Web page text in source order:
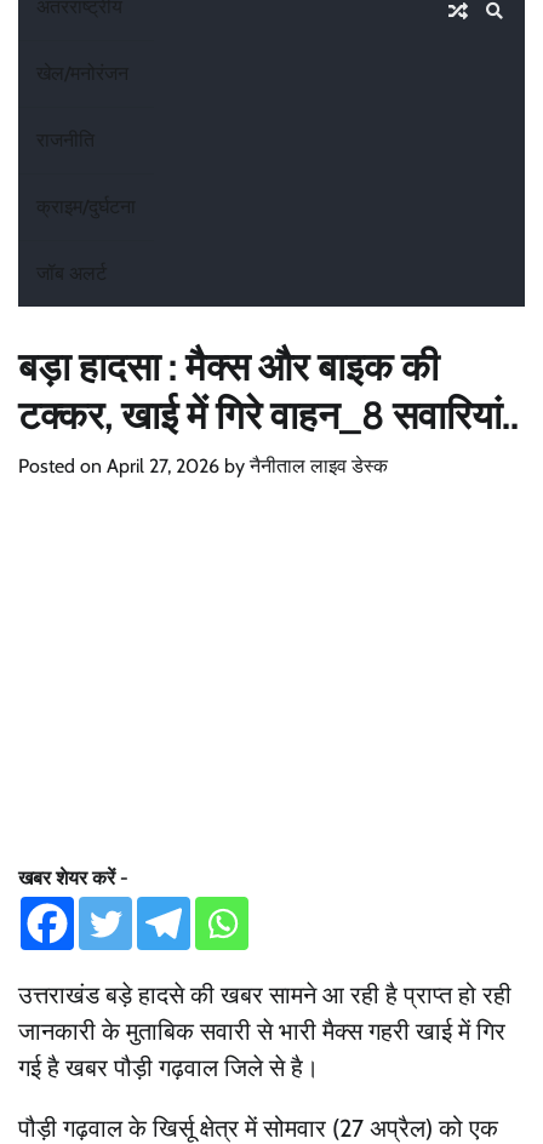
अंतरराष्ट्रीय
खेल/मनोरंजन
राजनीति
क्राइम/दुर्घटना
जॉब अलर्ट
बड़ा हादसा : मैक्स और बाइक की
टक्कर, खाई में गिरे वाहन_8 सवारियां..
Posted on April 27, 2026 byनैनीताल लाइव डेस्क
खबर शेयर करें -
उत्तराखंड बड़े हादसे की खबर सामने आ रही है प्राप्त हो रही
जानकारी के मुताबिक सवारी से भारी मैक्स गहरी खाई में गिर
गई है खबर पौड़ी गढ़वाल जिले से है।
पौड़ी गढ़वाल के खिर्सू क्षेत्र में सोमवार (27 अप्रैल) को एक